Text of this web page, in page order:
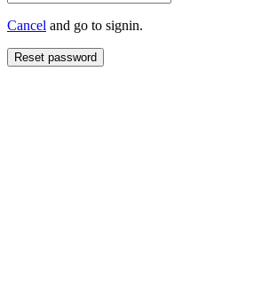
Cancel and go to signin.
Reset password